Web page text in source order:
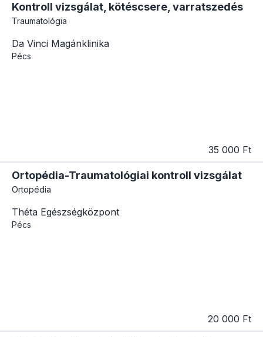
Kontroll vizsgálat, kötéscsere, varratszedés
Traumatológia
Da Vinci Magánklinika
Pécs
35 000 Ft
Ortopédia-Traumatológiai kontroll vizsgálat
Ortopédia
Théta Egészségközpont
Pécs
20 000 Ft